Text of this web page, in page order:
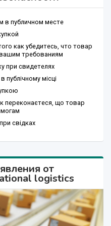
в публичном месте
как убедитесь, что товар
требованиям
при свидетелях
місці
переконаєтеся, що товар
свідках
от
logistics